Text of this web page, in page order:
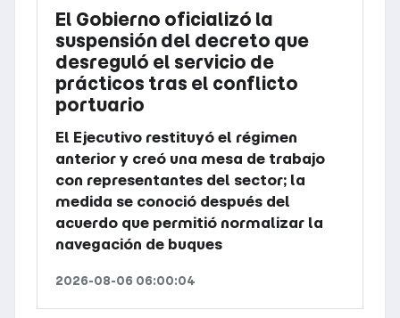
El Gobierno oficializó la
suspensión del decreto que
desreguló el servicio de
prácticos tras el conflicto
portuario
El Ejecutivo restituyó el régimen
anterior y creó una mesa de trabajo
con representantes del sector; la
medida se conoció después del
acuerdo que permitió normalizar la
navegación de buques
2026-08-06 06:00:04